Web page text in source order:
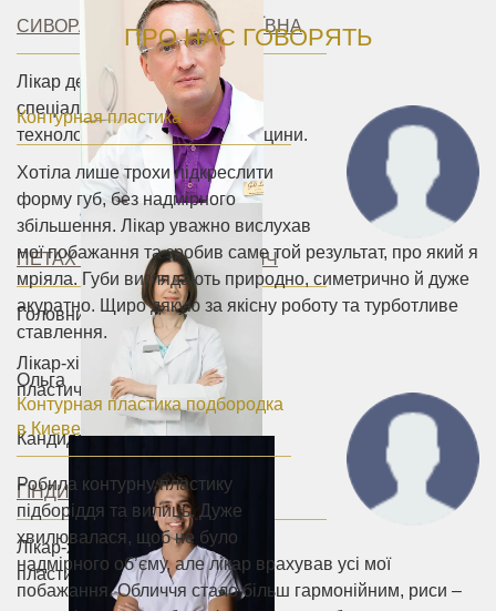
СИВОРАКША ЮЛІЯ МИКОЛАЇВНА
Лікар дерматолог-косметолог,
спеціаліст у галузі лазерних
технологій та естетичної медицини.
ПЕТАХ АНДРІЙ ВАСИЛЬОВИЧ
Головний лікар
Лікар-хірург першої категорії,
пластичний хірург.
Кандидат медичних наук.
ГІНДИЧ ОЛЬГА АНДРІЇВНА
Лікар-хірург вищої категорії,
пластичний хірург.
ПРО НАС ГОВОРЯТЬ
Контурная пластика
Хотіла лише трохи підкреслити
форму губ, без надмірного
збільшення. Лікар уважно вислухав
мої побажання та зробив саме той результат, про який я
мріяла. Губи виглядають природно, симетрично й дуже
акуратно. Щиро дякую за якісну роботу та турботливе
ставлення.
Ольга
Контурная пластика подбородка
в Киеве
Робила контурну пластику
підборіддя та вилиць. Дуже
хвилювалася, щоб не було
надмірного об’єму, але лікар врахував усі мої
побажання. Обличчя стало більш гармонійним, риси –